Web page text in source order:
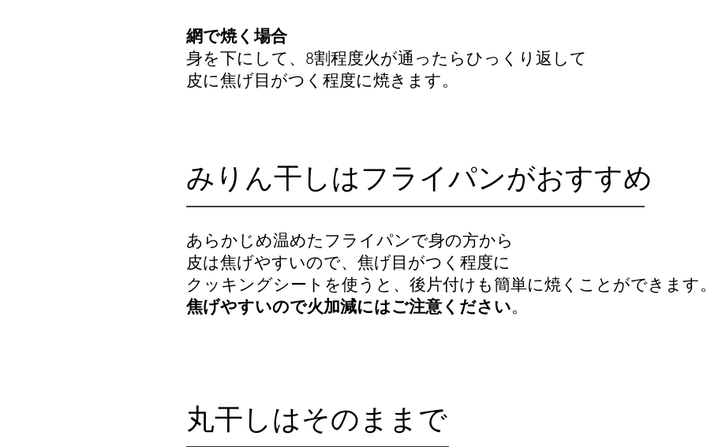
網で焼く場合
身を下にして、8割程度火が通ったらひっくり返して
皮に焦げ目がつく程度に焼きます。
みりん干しはフライパンがおすすめ
あらかじめ温めたフライパンで身の方から
皮は焦げやすいので、焦げ目がつく程度に
クッキングシートを使うと、後片付けも簡単に焼くことができます。
焦げやすいので火加減にはご注意ください。
丸干しはそのままで